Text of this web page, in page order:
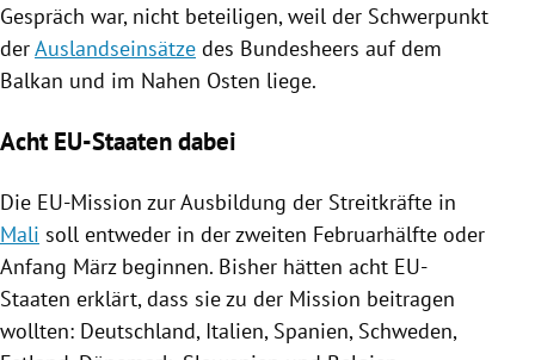
Gespräch war, nicht beteiligen, weil der Schwerpunkt
derAuslandseinsätze des Bundesheers auf dem
Balkan und im Nahen Osten liege.
Acht EU-Staaten dabei
Die EU-Mission zur Ausbildung der Streitkräfte in
Mali soll entweder in der zweiten Februarhälfte oder
Anfang März beginnen. Bisher hätten acht EU-
Staaten erklärt, dass sie zu der Mission beitragen
wollten: Deutschland, Italien, Spanien, Schweden,